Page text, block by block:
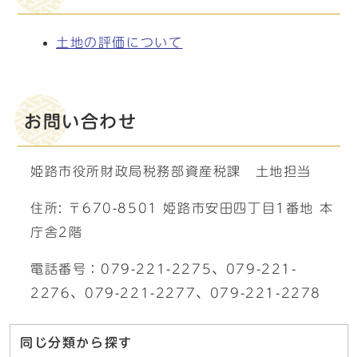
土地の評価について
お問い合わせ
姫路市役所財政局税務部資産税課 土地担当
住所: 〒670-8501 姫路市安田四丁目1番地 本
庁舎2階
電話番号：079-221-2275、079-221-
2276、079-221-2277、079-221-2278
同じ分類から探す